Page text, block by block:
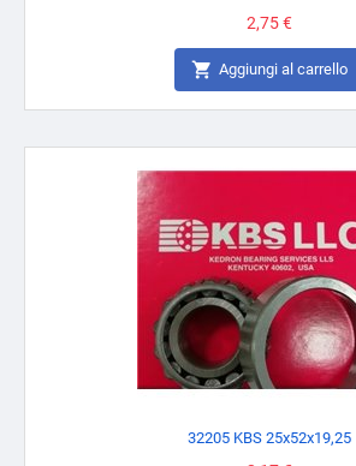
Prezzo
2,75 €
 Aggiungi al carrello
32205 KBS 25x52x19,25